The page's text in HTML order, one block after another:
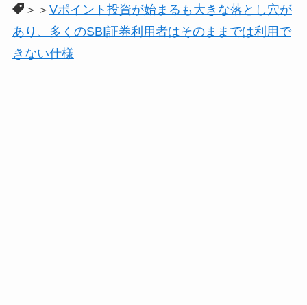
＞＞ Vポイント投資が始まるも大きな落とし穴が
あり、多くのSBI証券利用者はそのままでは利用で
きない仕様